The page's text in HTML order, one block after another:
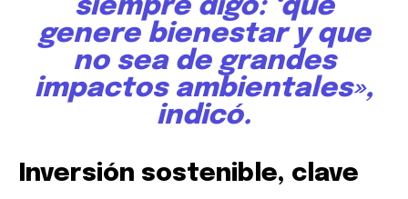
siempre digo: ‘que
genere bienestar y que
no sea de grandes
impactos ambientales»,
indicó.
Inversión sostenible, clave